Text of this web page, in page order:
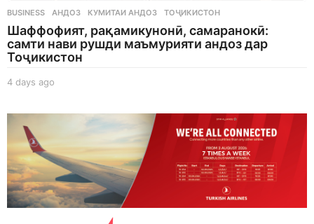
BUSINESS АНДОЗ ,КУМИТАИ АНДОЗ ,ТОҶИКИСТОН
Шаффофият, рақамикунонӣ, самаранокӣ:
самти нави рушди маъмурияти андоз дар
Тоҷикистон
4 days ago
g
o